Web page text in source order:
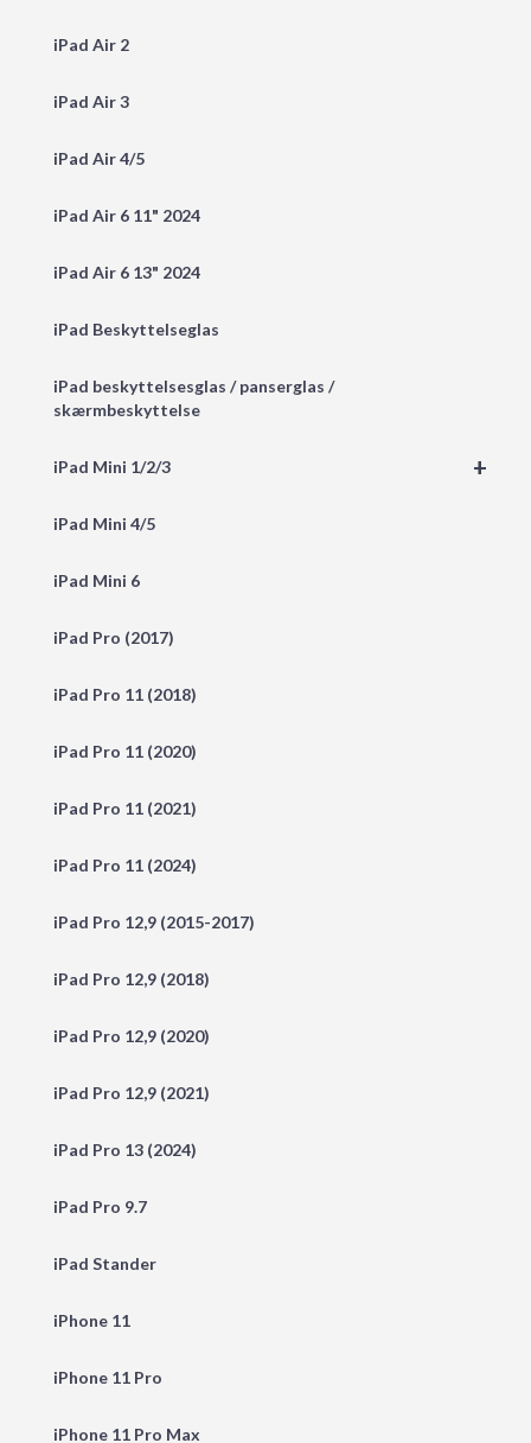
iPad Air 2
iPad Air 3
iPad Air 4/5
iPad Air 6 11" 2024
iPad Air 6 13" 2024
iPad Beskyttelseglas
iPad beskyttelsesglas / panserglas /
skærmbeskyttelse
+
iPad Mini 1/2/3
iPad Mini 4/5
iPad Mini 6
iPad Pro (2017)
iPad Pro 11 (2018)
iPad Pro 11 (2020)
iPad Pro 11 (2021)
iPad Pro 11 (2024)
iPad Pro 12,9 (2015-2017)
iPad Pro 12,9 (2018)
iPad Pro 12,9 (2020)
iPad Pro 12,9 (2021)
iPad Pro 13 (2024)
iPad Pro 9.7
iPad Stander
iPhone 11
iPhone 11 Pro
iPhone 11 Pro Max